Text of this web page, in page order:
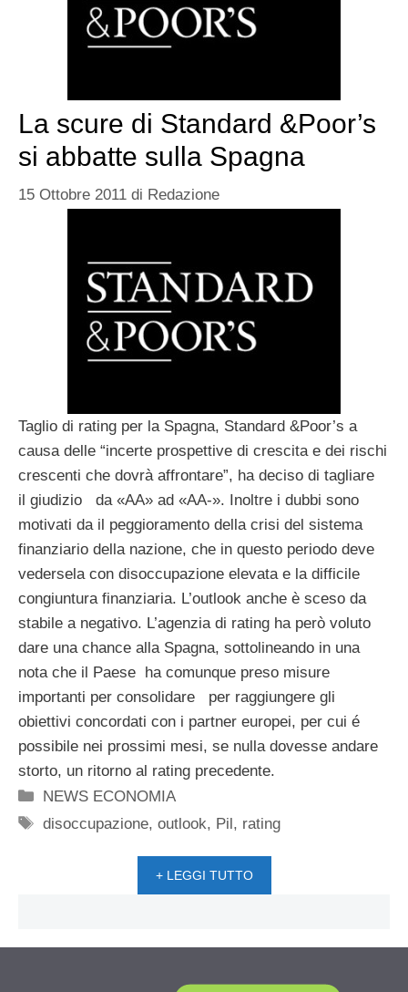
La scure di Standard &Poor’s
si abbatte sulla Spagna
15 Ottobre 2011 di Redazione
Taglio di rating per la Spagna, Standard &Poor’s a
causa delle “incerte prospettive di crescita e dei rischi
crescenti che dovrà affrontare”, ha deciso di tagliare
il giudizio da «AA» ad «AA-». Inoltre i dubbi sono
motivati da il peggioramento della crisi del sistema
finanziario della nazione, che in questo periodo deve
vedersela con disoccupazione elevata e la difficile
congiuntura finanziaria. L’outlook anche è sceso da
stabile a negativo. L’agenzia di rating ha però voluto
dare una chance alla Spagna, sottolineando in una
nota che il Paese ha comunque preso misure
importanti per consolidare per raggiungere gli
obiettivi concordati con i partner europei, per cui é
possibile nei prossimi mesi, se nulla dovesse andare
storto, un ritorno al rating precedente.
Categorie
NEWS ECONOMIA
Tag
disoccupazione,outlook, Pil, rating
+ LEGGI TUTTO